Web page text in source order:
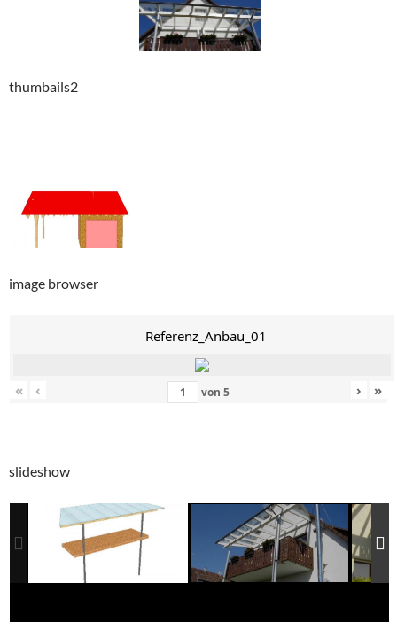
thumbails2
image browser
Referenz_Anbau_01
« ‹ von 5 › »
slideshow